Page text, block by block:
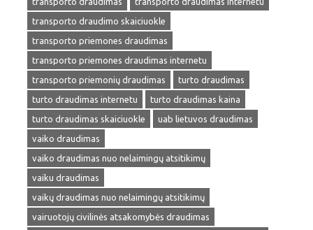
transporto draudimo skaiciuokle
transporto priemones draudimas
transporto priemones draudimas internetu
transporto priemonių draudimas
turto draudimas
turto draudimas internetu
turto draudimas kaina
turto draudimas skaiciuokle
uab lietuvos draudimas
vaiko draudimas
vaiko draudimas nuo nelaimingų atsitikimų
vaiku draudimas
vaikų draudimas nuo nelaimingų atsitikimų
vairuotojų civilinės atsakomybės draudimas